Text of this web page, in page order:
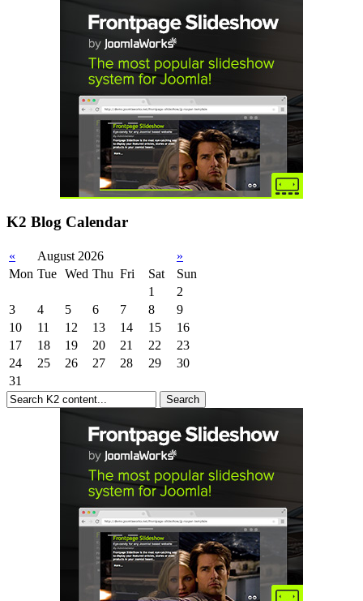
K2 Blog Calendar
« August 2026
»
Mon Tue Wed Thu Fri Sat
Sun
1
2
3
4 5 6 7 8
9
10
11 12 13 14 15
16
17
18 19 20 21 22
23
24
25 26 27 28 29
30
31